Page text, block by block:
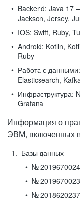
Backend: Java 17
Jackson, Jersey,
IOS: Swift, Ruby,
Android: Kotlin,
Ruby
Работа с данными:
Elasticsearch,
Инфраструктура:
Grafana
Информация о
ЭВМ, включенных
Базы данных
№
№
№